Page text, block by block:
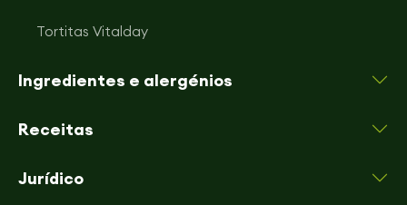
Tortitas Vitalday
Ingredientes e alergénios
Receitas
Jurídico